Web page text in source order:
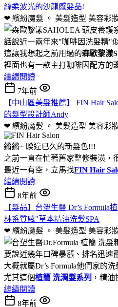
絲柔波光的沙龍感髮品!
❤ 繽紛魔髮 。 美髮造型 美容彩
話說近一兩年來"咖啡因洗髮精"
這讓我想起之前用過的森歐黎漾
裡面也有一款主打咖啡因配方的
繼續閱讀
7年前
【中山區美髮推薦】 FIN Hair
的髮型設計師Andy
❤ 繽紛魔髮 。 美髮造型 美容彩
鏘鏘~ 睽違已久的新髮色!!!
之前一直在忙著舊家整修裝潢，
最近一有空，立馬找FIN Hair
繼續閱讀
8年前
【髮品】台塑生醫 Dr’s
林系質感"草本精油洗髮SPA
❤ 繽紛魔髮 。 美髮造型 美容彩
要說近幾年口碑暴漲、排名迅速
大概就屬Dr’s Formula他們家的
尤其這個植簡 洗潤髮系列 ，精
繼續閱讀
8年前